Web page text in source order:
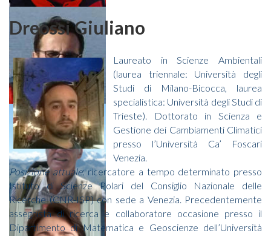
Dreossi Giuliano
Laureato in Scienze Ambientali
(laurea triennale: Università degli
Studi di Milano-Bicocca, laurea
specialistica: Università degli Studi di
Trieste). Dottorato in Scienza e
Gestione dei Cambiamenti Climatici
presso l’Università Ca’ Foscari
Venezia.
Posizione attuale: ricercatore a tempo determinato presso
Istituto di Scienze Polari del Consiglio Nazionale delle
Ricerche (CNR-ISP) con sede a Venezia. Precedentemente
assegnista di ricerca e collaboratore occasione presso il
Dipartimento di Matematica e Geoscienze dell’Università